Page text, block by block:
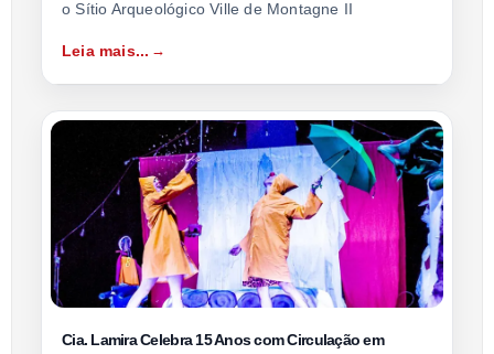
o Sítio Arqueológico Ville de Montagne II
Leia mais...
Cia. Lamira Celebra 15 Anos com Circulação em